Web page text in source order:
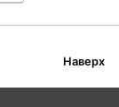
Наверх